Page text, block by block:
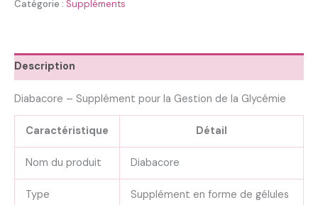
Catégorie : Suppléments
Description
Diabacore – Supplément pour la Gestion de la Glycémie
Caractéristique Détail
Nom du produit Diabacore
Type Supplément en forme de gélules